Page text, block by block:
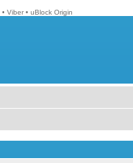
• Viber • uBlock Origin